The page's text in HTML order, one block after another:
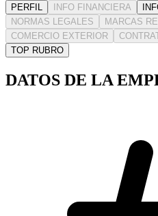
PERFIL INFO FINANCIERA
NORMAS LEGALES
MARCAS
COMERCIO EXTERIOR
TOP RUBRO
DATOS DE LA